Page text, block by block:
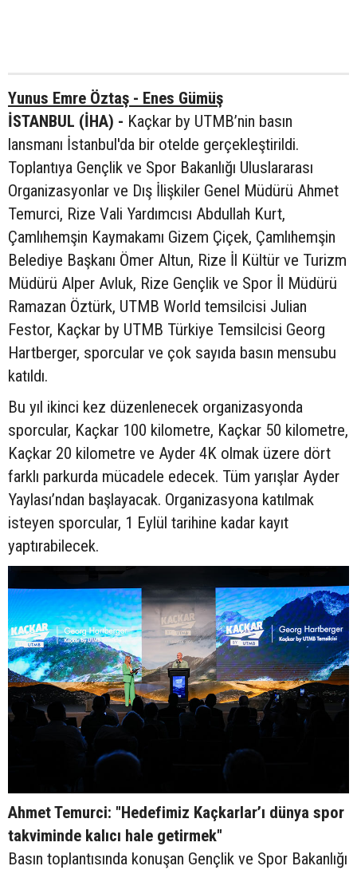
Yunus Emre Öztaş - Enes Gümüş
İSTANBUL (İHA) - Kaçkar by UTMB’nin basın
lansmanı İstanbul'da bir otelde gerçekleştirildi.
Toplantıya Gençlik ve Spor Bakanlığı Uluslararası
Organizasyonlar ve Dış İlişkiler Genel Müdürü Ahmet
Temurci, Rize Vali Yardımcısı Abdullah Kurt,
Çamlıhemşin Kaymakamı Gizem Çiçek, Çamlıhemşin
Belediye Başkanı Ömer Altun, Rize İl Kültür ve Turizm
Müdürü Alper Avluk, Rize Gençlik ve Spor İl Müdürü
Ramazan Öztürk, UTMB World temsilcisi Julian
Festor, Kaçkar by UTMB Türkiye Temsilcisi Georg
Hartberger, sporcular ve çok sayıda basın mensubu
katıldı.
Bu yıl ikinci kez düzenlenecek organizasyonda
sporcular, Kaçkar 100 kilometre, Kaçkar 50 kilometre,
Kaçkar 20 kilometre ve Ayder 4K olmak üzere dört
farklı parkurda mücadele edecek. Tüm yarışlar Ayder
Yaylası’ndan başlayacak. Organizasyona katılmak
isteyen sporcular, 1 Eylül tarihine kadar kayıt
yaptırabilecek.
Ahmet Temurci: "Hedefimiz Kaçkarlar’ı dünya spor
takviminde kalıcı hale getirmek"
Basın toplantısında konuşan Gençlik ve Spor Bakanlığı